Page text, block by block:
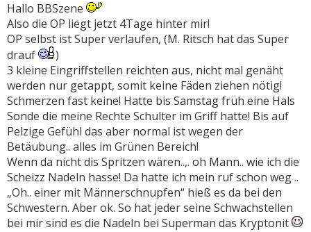
Hallo BBSzene
Also die OP liegt jetzt 4Tage hinter mir!
OP selbst ist Super verlaufen, (M. Ritsch hat das Super
drauf
)
3 kleine Eingriffstellen reichten aus, nicht mal genäht
werden nur getappt, somit keine Fäden ziehen nötig!
Schmerzen fast keine! Hatte bis Samstag früh eine Hals
Sonde die meine Rechte Schulter im Griff hatte! Bis auf
Pelzige Gefühl das aber normal ist wegen der
Betäubung.. alles im Grünen Bereich!
Wenn da nicht dis Spritzen wären..,. oh Mann.. wie ich die
Scheizz Nadeln hasse! Da hatte ich mein ruf schon weg ..
„Oh.. einer mit Männerschnupfen“ hieß es da bei den
Schwestern. Aber ok. So hat jeder seine Schwachstellen
bei mir sind es die Nadeln bei Superman das Kryptonit